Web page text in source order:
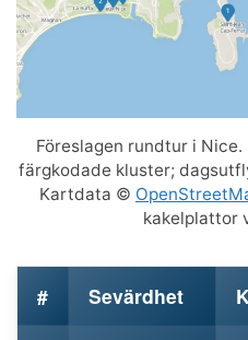
Föreslagen rundtur i
färgkodade kluster;
Kartdata ©
kakelplattor
# Sevärdhet